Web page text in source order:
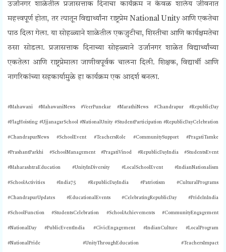
उर्जानगर शाळेतील प्रजासत्ताक दिनाचा कार्यक्रम न केवळ शालेय जीवनात
महत्त्वपूर्ण होता, तर त्यातून विद्यार्थ्यांना राष्ट्रप्रेम National Unity आणि एकतेचा
पाठ दिला गेला. या सोहळ्याने शाळेतील एकजुटीचा, शिस्तीचा आणि कार्यक्षमतेचा
ठसा सोडला.प्रजासत्ताक दिनाच्या सोहळ्याने उर्जानगर शाळेत विद्यार्थ्यांच्या
एकतेला आणि राष्ट्रप्रेमाला जाणीवपूर्वक चालना दिली. शिक्षक, विद्यार्थी आणि
नागरिकांच्या सहकार्यामुळे हा कार्यक्रम एक आदर्श बनला.
#Mahawani #MahawaniNews #VeerPunekar #MarathiNews #Chandrapur #RepublicDay
#FlagHoisting #UjjanagarSchool #NationalUnity #StudentParticipation #RepublicDayCelebration
#ChandrapurNews #SchoolEvent #TeachersRole #CommunitySupport #PragatiTamke
#PrashantParkhi #SchoolManagement #PragatiVinod #RepublicDayIndia #StudentsEvent
#MaharashtraEducation #UnityInDiversity #LocalSchoolEvent #IndianNationalism
#SchoolActivities #India75 #RepublicDayIndia #Patriotism #CulturalPrograms
#ChandrapurUpdates #EducationalEvents #CelebratingRepublicDay #PrideInIndia
#SchoolFunction #StudentsCelebration #SchoolAchievements #CommunityEngagement
#NationalDay #PublicEventIndia #CivicEngagement #IndianCulture #LocalProgram
#NationalPride #UnityThroughEducation #TeachersImpact